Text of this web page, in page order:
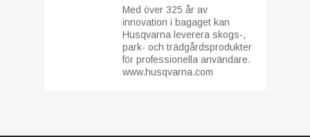
Med över 325 år av
innovation i bagaget kan
Husqvarna leverera skogs-,
park- och trädgårdsprodukter
för professionella användare.
www.husqvarna.com